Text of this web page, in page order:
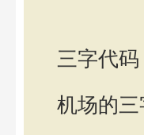
三字代
机场的三